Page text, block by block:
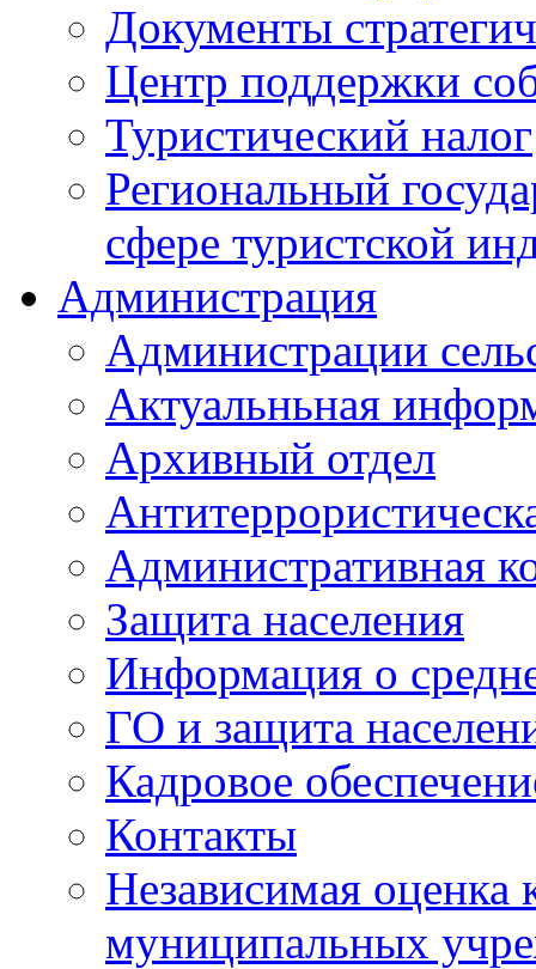
Документы
Центр поддержки
Туристический налог
Региональный
сфере туристской
Администрация
Администрации
Актуальньная
Архивный отдел
Административная
Защита населения
Информация о
ГО и защита
Кадровое
Контакты
Независимая оценка
муниципальных